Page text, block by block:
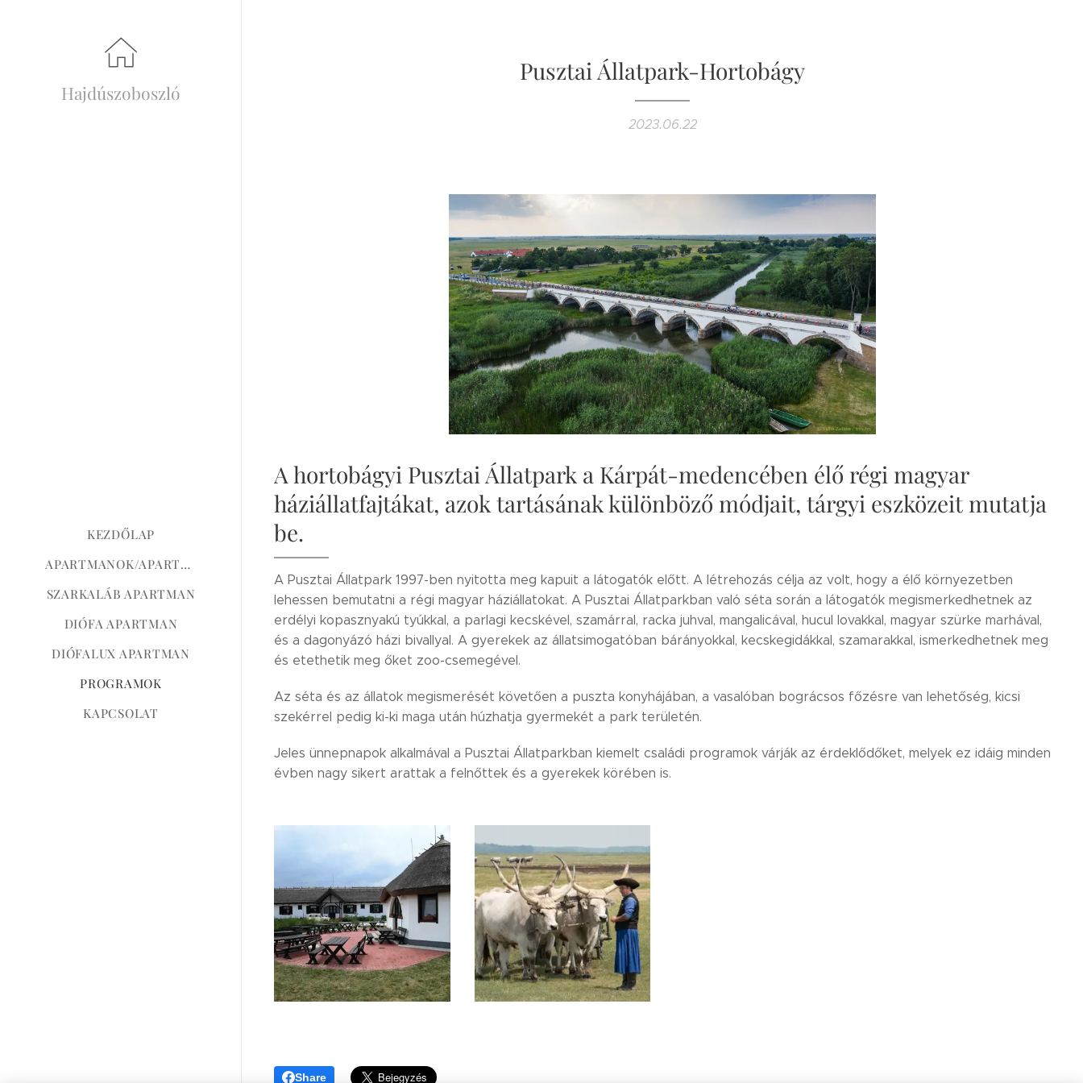
Hajdúszoboszló
KEZDŐLAP
APARTMANOK/APARTMANY/NOCLEG
SZARKALÁB APARTMAN
DIÓFA APARTMAN
DIÓFALUX APARTMAN
PROGRAMOK
KAPCSOLAT
Pusztai Állatpark-Hortobágy
2023.06.22
A hortobágyi Pusztai Állatpark a Kárpát-medencében élő régi magyar
háziállatfajtákat, azok tartásának különböző módjait, tárgyi eszközeit mutatja
be.
A Pusztai Állatpark 1997-ben nyitotta meg kapuit a látogatók előtt. A létrehozás célja az volt, hogy a élő környezetben
lehessen bemutatni a régi magyar háziállatokat. A Pusztai Állatparkban való séta során a látogatók megismerkedhetnek az
erdélyi kopasznyakú tyúkkal, a parlagi kecskével, szamárral, racka juhval, mangalicával, hucul lovakkal, magyar szürke marhával,
és a dagonyázó házi bivallyal. A gyerekek az állatsimogatóban bárányokkal, kecskegidákkal, szamarakkal, ismerkedhetnek meg
és etethetik meg őket zoo-csemegével.
Az séta és az állatok megismerését követően a puszta konyhájában, a vasalóban bográcsos főzésre van lehetőség, kicsi
szekérrel pedig ki-ki maga után húzhatja gyermekét a park területén.
Jeles ünnepnapok alkalmával a Pusztai Állatparkban kiemelt családi programok várják az érdeklődőket, melyek ez idáig minden
évben nagy sikert arattak a felnőttek és a gyerekek körében is.
Share